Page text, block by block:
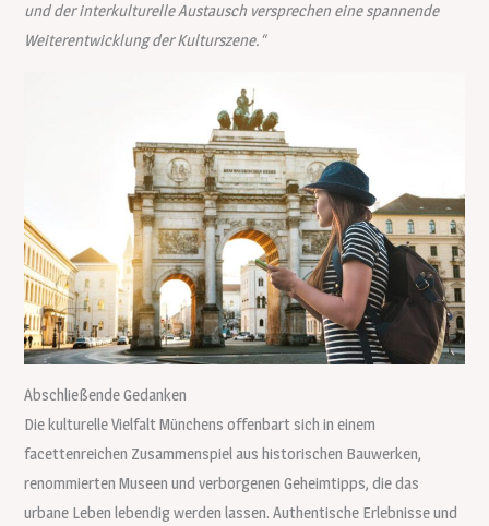
und der interkulturelle Austausch versprechen eine spannende
Weiterentwicklung der Kulturszene.“
Abschließende Gedanken
Die kulturelle Vielfalt Münchens offenbart sich in einem
facettenreichen Zusammenspiel aus historischen Bauwerken,
renommierten Museen und verborgenen Geheimtipps, die das
urbane Leben lebendig werden lassen. Authentische Erlebnisse und